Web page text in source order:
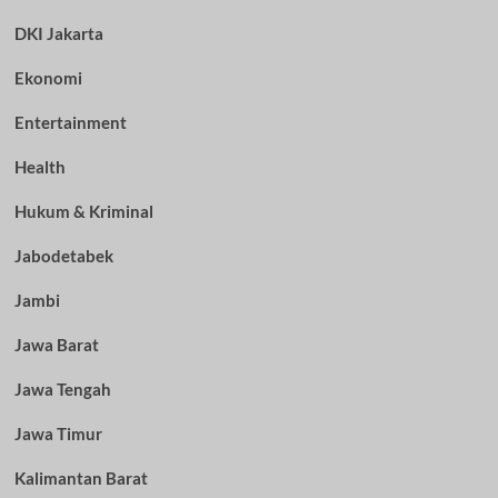
DKI Jakarta
Ekonomi
Entertainment
Health
Hukum & Kriminal
Jabodetabek
Jambi
Jawa Barat
Jawa Tengah
Jawa Timur
Kalimantan Barat